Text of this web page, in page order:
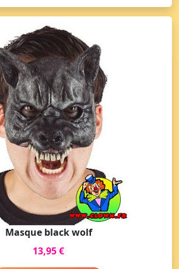
Masque black wolf
13,95 €